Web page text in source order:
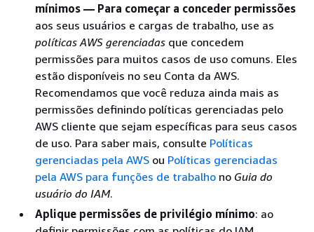
mínimos — Para começar a conceder permissões
aos seus usuários e cargas de trabalho, use as
políticas AWS gerenciadas que concedem
permissões para muitos casos de uso comuns. Eles
estão disponíveis no seu Conta da AWS.
Recomendamos que você reduza ainda mais as
permissões definindo políticas gerenciadas pelo
AWS cliente que sejam específicas para seus casos
de uso. Para saber mais, consulte Políticas
gerenciadas pela AWS ou Políticas gerenciadas
pela AWS para funções de trabalho no Guia do
usuário do IAM.
Aplique permissões de privilégio mínimo: ao